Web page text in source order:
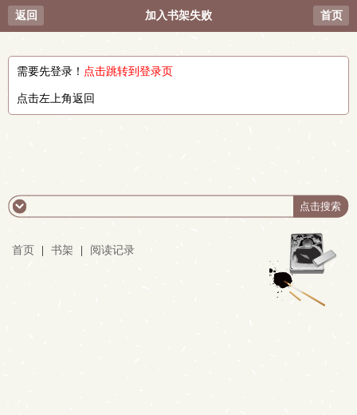
返回 加入书架失败 首页
需要先登录！ 点击跳转到登录页
点击左上角返回
首页 书架 阅读记录